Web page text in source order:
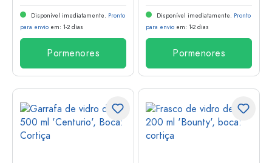
Disponível imediatamente. Pronto
para envio em: 1-2 dias
Pormenores
Disponível imediatamente. Pronto
para envio em: 1-2 dias
Pormenores